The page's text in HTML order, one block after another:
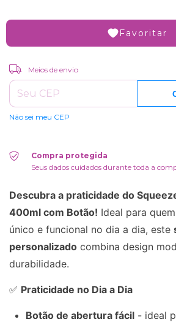
Favoritar
Entregas para o CEP:
Meios de envio
Não sei meu CEP
Compra protegida
Seus dados cuidados durante toda a
Descubra a praticidade do
400ml com Botão! Ideal para
único e funcional no dia a dia, este
personalizado combina design
durabilidade.
✅ Praticidade no Dia a Dia
Botão de abertura fácil - ideal